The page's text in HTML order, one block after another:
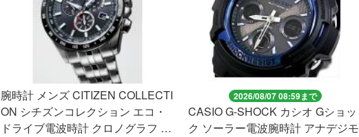
腕時計 メンズ CITIZEN COLLECTI
ON シチズンコレクション エコ・
ドライブ電波時計 クロノグラフ メ
2026/08/07 08:59まで
CASIO G-SHOCK カシオ Gショッ
ク ソーラー電波腕時計 アナデジモ